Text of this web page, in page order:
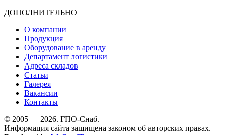
ДОПОЛНИТЕЛЬНО
О компании
Продукция
Оборудование в аренду
Департамент логистики
Адреса складов
Статьи
Галерея
Вакансии
Контакты
© 2005 — 2026. ГПО-Снаб.
Информация сайта защищена законом об авторских правах.